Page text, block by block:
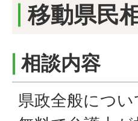
移動県民
相談内容
県政全般につ